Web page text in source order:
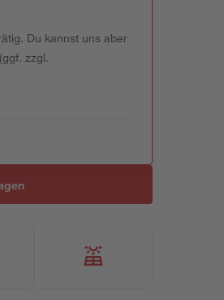
Du kannst uns aber
zzgl.